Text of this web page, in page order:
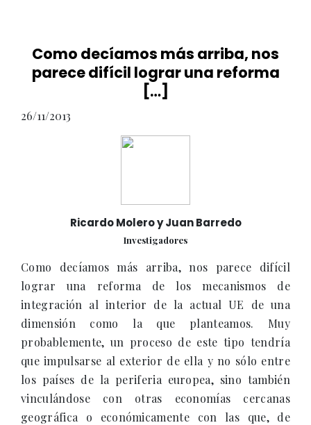
Como decíamos más arriba, nos
parece difícil lograr una reforma
[…]
26/11/2013
Ricardo Molero y Juan Barredo
Investigadores
Como decíamos más arriba, nos parece difícil
lograr una reforma de los mecanismos de
integración al interior de la actual UE de una
dimensión como la que planteamos. Muy
probablemente, un proceso de este tipo tendría
que impulsarse al exterior de ella y no sólo entre
los países de la periferia europea, sino también
vinculándose con otras economías cercanas
geográfica o económicamente con las que, de